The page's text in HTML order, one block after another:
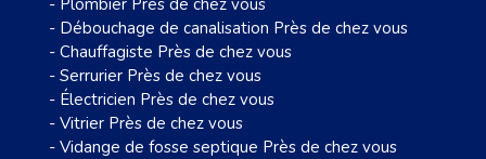
- Plombier Près de chez vous
- Débouchage de canalisation Près de chez vous
- Chauffagiste Près de chez vous
- Serrurier Près de chez vous
- Électricien Près de chez vous
- Vitrier Près de chez vous
- Vidange de fosse septique Près de chez vous